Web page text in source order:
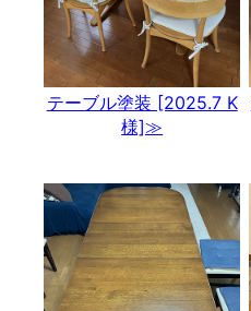
テーブル塗装 [2025.7 K
様]≫